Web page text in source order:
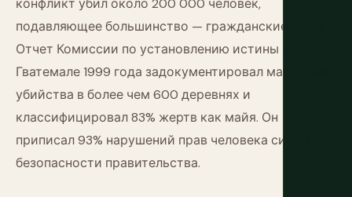
конфликт убил около 200 000 человек,
подавляющее большинство — гражданские майя.
Отчет Комиссии по установлению истины в
Гватемале 1999 года задокументировал массовые
убийства в более чем 600 деревнях и
классифицировал 83% жертв как майя. Он
приписал 93% нарушений прав человека силам
безопасности правительства.